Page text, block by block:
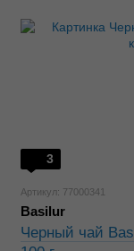
3
Артикул: 77000341
Basilur
Черный чай